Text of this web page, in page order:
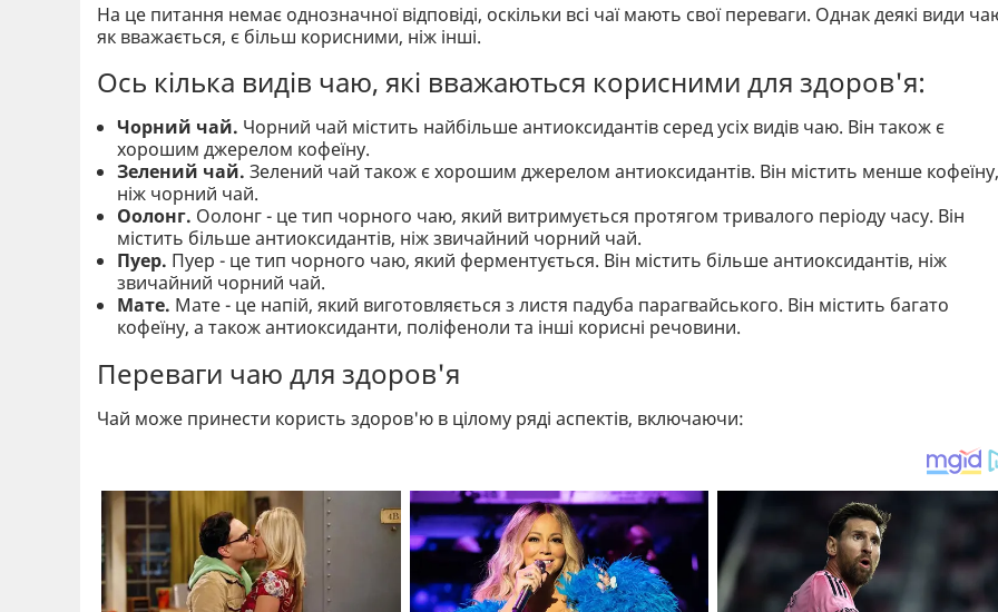
На це питання немає однозначної відповіді, оскільки всі чаї мають свої переваги. Однак деякі види
як вважається, є більш корисними, ніж інші.
Ось кілька видів чаю, які вважаються корисними для здоров'я:
Чорний чай. Чорний чай містить найбільше антиоксидантів серед усіх видів чаю. Він також є
хорошим джерелом кофеїну.
Зелений чай. Зелений чай також є хорошим джерелом антиоксидантів. Він містить менше
ніж чорний чай.
Оолонг. Оолонг - це тип чорного чаю, який витримується протягом тривалого періоду часу. Він
містить більше антиоксидантів, ніж звичайний чорний чай.
Пуер. Пуер - це тип чорного чаю, який ферментується. Він містить більше антиоксидантів, ніж
звичайний чорний чай.
Мате. Мате - це напій, який виготовляється з листя падуба парагвайського. Він містить багато
кофеїну, а також антиоксиданти, поліфеноли та інші корисні речовини.
Переваги чаю для здоров'я
Чай може принести користь здоров'ю в цілому ряді аспектів, включаючи: